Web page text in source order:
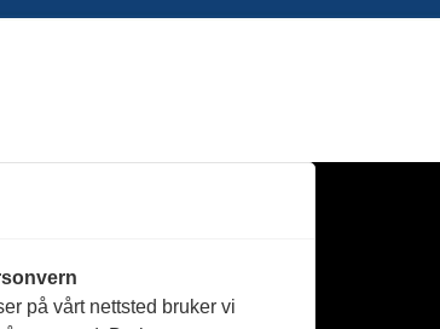
Reportasje
på vårt nettsted bruker vi